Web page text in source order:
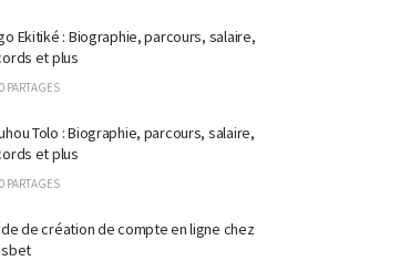
Ekitiké : Biographie, parcours, salaire,
et plus
0 PARTAGES
Tolo : Biographie, parcours, salaire,
et plus
0 PARTAGES
de création de compte en ligne chez